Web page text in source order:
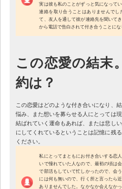
実は彼も私のことがずっと気になって
連絡を取り合うことはありませんでし
て、友人を通して彼が連絡先を聞いて
から電話で告白されて付き合うことにな
この恋愛の結末
約は？
この恋愛はどのような付き合いになり、
悩み、また想いを募らせる人にとっては
結ばれていく運命もあれば、または悲し
にしてくれているということは記憶に残
ください。
私にとってまともにお付き合いする恋
いで憧れていた人なので、最初の頃は
で部活もしていて忙しかったので、会
には何も無いので、行く所と言ったら
ありませんでした。なかなか会えなか